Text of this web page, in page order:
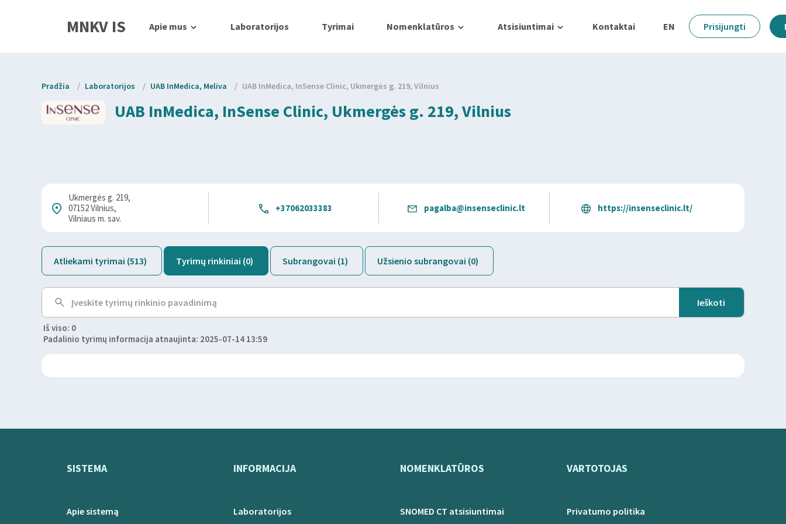
MNKV IS Apie mus Laboratorijos Tyrimai Nomenklatūros Atsisiuntimai Kontaktai EN Prisijungti
Pradžia / Laboratorijos / UAB InMedica, Meliva / UAB InMedica, InSense Clinic, Ukmergės g. 219, Vilnius
UAB InMedica, InSense Clinic, Ukmergės g. 219, Vilnius
Ukmergės g. 219,
07152 Vilnius,
Vilniaus m. sav.
+37062033383 pagalba@insenseclinic.lt https://insenseclinic.lt/
Atliekami tyrimai (513) Tyrimų rinkiniai (0) Subrangovai (1) Užsienio subrangovai (0)
Iš viso: 0
Padalinio tyrimų informacija atnaujinta: 2025-07-14 13:59
SISTEMA
Apie sistemą
INFORMACIJA
Laboratorijos
NOMENKLATŪROS
SNOMED CT atsisiuntimai
VARTOTOJAS
Privatumo politika